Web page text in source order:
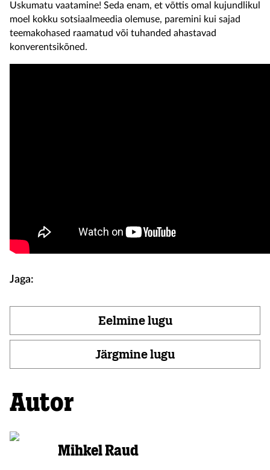
Uskumatu vaatamine! Seda enam, et võttis omal kujundlikul
moel kokku sotsiaalmeedia olemuse, paremini kui sajad
teemakohased raamatud või tuhanded ahastavad
konverentsikõned.
Jaga:
Eelmine lugu
Järgmine lugu
Autor
Mihkel Raud